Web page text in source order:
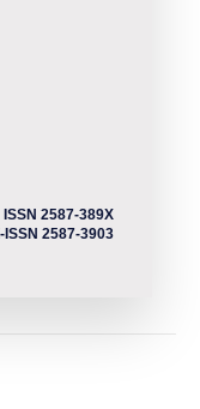
ISSN 2587-389X
ISSN 2587-3903